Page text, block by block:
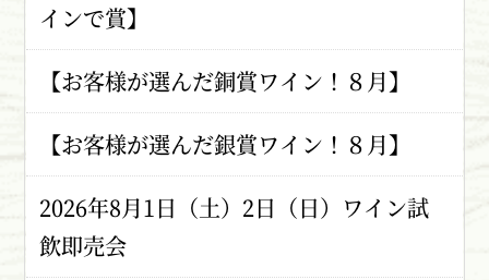
インで賞】
【お客様が選んだ銅賞ワイン！８月】
【お客様が選んだ銀賞ワイン！８月】
2026年8月1日（土）2日（日）ワイン試
飲即売会